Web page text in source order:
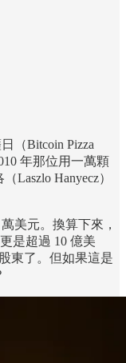
（Bitcoin Pizza
年那位用一萬顆
Laszlo Hanyecz）
美元。換算下來，
是超過 10 億美
東了。但如果這是